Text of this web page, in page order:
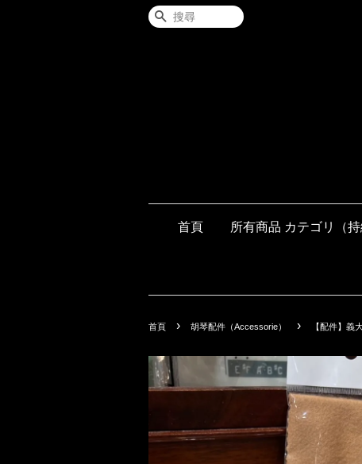
搜尋
首頁 所有商品 カテゴリ（
首頁 › 胡琴配件（Accessorie） › 【配件】義